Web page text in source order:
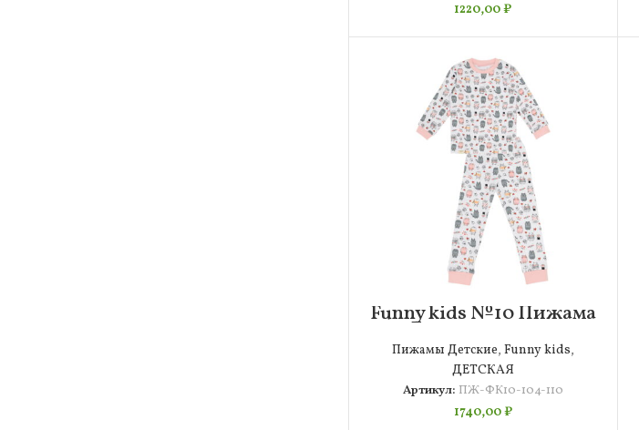
1220,00₽
Funny kids №10 Пижама
Детская 104-110
Пижамы Детские, Funny kids,
ДЕТСКАЯ
Артикул: ПЖ-ФК10-104-110
1740,00₽